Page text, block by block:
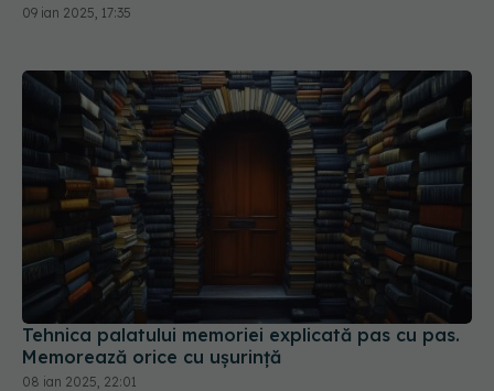
09 ian 2025, 17:35
Tehnica palatului memoriei explicată pas cu pas.
Memorează orice cu ușurință
08 ian 2025, 22:01